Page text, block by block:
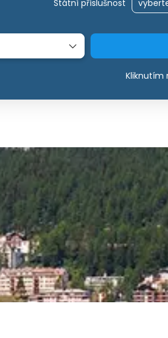
Státní příslušnost
Kliknutím